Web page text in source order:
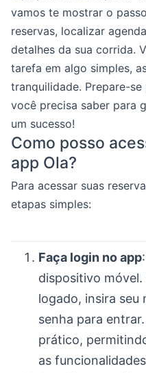
vamos te mostrar o
reservas, localizar
detalhes da sua corrida.
tarefa em algo simples,
tranquilidade. Prepare-
você precisa saber para
um sucesso!
Como posso
app Ola?
Para acessar suas
etapas simples:
Faça login no app
dispositivo
logado, insira seu
senha para
prático,
as